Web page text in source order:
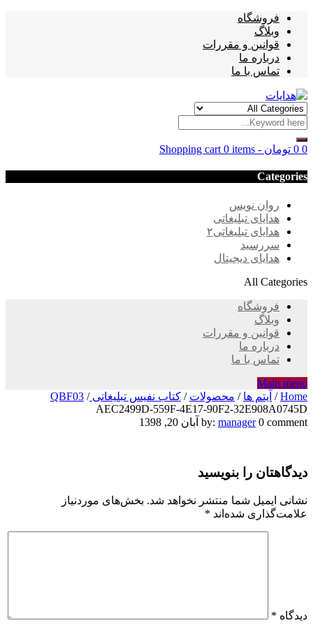
فروشگاه
وبلاگ
قوانین و مقررات
درباره ما
تماس با ما
Shopping cart 0 items - 0 تومان 0
Categories
روان نویس
هدایای تبلیغاتی
هدایای تبلیغاتی۲
سررسید
هدایای دیجیتال
All Categories
فروشگاه
وبلاگ
قوانین و مقررات
درباره ما
تماس با ما
Main menu
Home
/ آیتم ها / محصولات / کتاب نفیس تبلیغاتی QBF03/
AEC2499D-559F-4E17-90F2-32E908A0745D
AEC2499D-
4E17-
90F2-
32E908A0745D
by: manager 0 comment آبان 20, 1398
دیدگاهتان را بنویسید
نشانی ایمیل شما منتشر نخواهد شد. بخش‌های موردنیاز
علامت‌گذاری شده‌اند *
دیدگاه *